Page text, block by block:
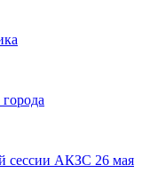
сессии АКЗС 26 мая